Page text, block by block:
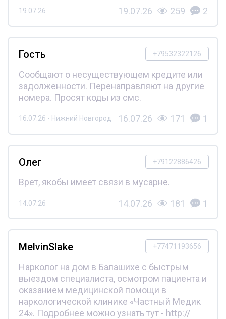
19.07.26 19.07.26 259 2
+79532322126
Гость
Сообщают о несуществующем кредите или
задолженности. Перенаправляют на другие
номера. Просят коды из смс.
16.07.26 - Нижний Новгород 16.07.26 171 1
+79122886426
Олег
Врет, якобы имеет связи в мусарне.
14.07.26 14.07.26 181 1
+77471193656
MelvinSlake
Нарколог на дом в Балашихе с быстрым
выездом специалиста, осмотром пациента и
оказанием медицинской помощи в
наркологической клинике «Частный Медик
24». Подробнее можно узнать тут - http://